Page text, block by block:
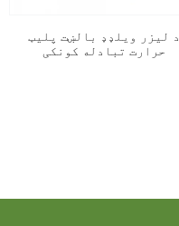
د لیزر ویلډډ بالښت پلیټ
حرارت تبادله کونکی